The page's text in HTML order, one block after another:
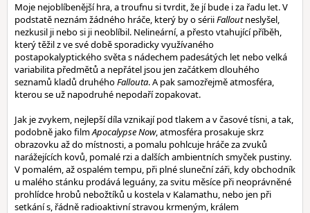
Moje nejoblíbenější hra, a troufnu si tvrdit, že jí bude i za řadu let. V
podstatě neznám žádného hráče, který by o sériiFalloutneslyšel,
nezkusil ji nebo si ji neoblíbil. Nelineární, a přesto vtahující příběh,
který těžil z ve své době sporadicky využívaného
postapokalyptického světa s nádechem padesátých let nebo velká
variabilita předmětů a nepřátel jsou jen začátkem dlouhého
seznamů kladů druhéhoFallouta. A pak samozřejmě atmosféra,
kterou se už napodruhé nepodaří zopakovat.
Jak je zvykem, nejlepší díla vznikají pod tlakem a v časové tísni, a tak,
podobně jako filmApocalypse Now, atmosféra prosakuje skrz
obrazovku až do místnosti, a pomalu pohlcuje hráče za zvuků
narážejících kovů, pomalé rzi a dalších ambientních smyček pustiny.
V pomalém, až ospalém tempu, při plné sluneční záři, kdy obchodník
u malého stánku prodává leguány, za svitu měsíce při neoprávněné
prohlídce hrobů nebožtíků u kostela v Kalamathu, nebo jen při
setkání s, řádně radioaktivní stravou krmeným, králem